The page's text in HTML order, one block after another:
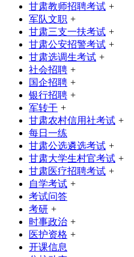
甘肃教师招聘考试 +
军队文职 +
甘肃三支一扶考试 +
甘肃公安招警考试 +
甘肃选调生考试 +
社会招聘 +
国企招聘 +
银行招聘 +
军转干 +
甘肃农村信用社考试 +
每日一练
甘肃公选遴选考试 +
甘肃大学生村官考试 +
甘肃医疗招聘考试 +
自学考试 +
考试问答
考研 +
时事政治 +
医护资格 +
开课信息